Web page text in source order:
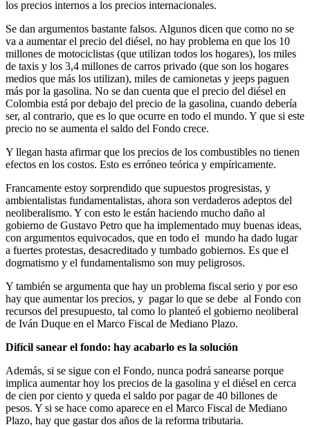
los precios internos a los precios internacionales.
Se dan argumentos bastante falsos. Algunos dicen que como no se
va a aumentar el precio del diésel, no hay problema en que los 10
millones de motociclistas (que utilizan todos los hogares), los miles
de taxis y los 3,4 millones de carros privado (que son los hogares
medios que más los utilizan), miles de camionetas y jeeps paguen
más por la gasolina. No se dan cuenta que el precio del diésel en
Colombia está por debajo del precio de la gasolina, cuando debería
ser, al contrario, que es lo que ocurre en todo el mundo. Y que si este
precio no se aumenta el saldo del Fondo crece.
Y llegan hasta afirmar que los precios de los combustibles no tienen
efectos en los costos. Esto es erróneo teórica y empíricamente.
Francamente estoy sorprendido que supuestos progresistas, y
ambientalistas fundamentalistas, ahora son verdaderos adeptos del
neoliberalismo. Y con esto le están haciendo mucho daño al
gobierno de Gustavo Petro que ha implementado muy buenas ideas,
con argumentos equivocados, que en todo el mundo ha dado lugar
a fuertes protestas, desacreditado y tumbado gobiernos. Es que el
dogmatismo y el fundamentalismo son muy peligrosos.
Y también se argumenta que hay un problema fiscal serio y por eso
hay que aumentar los precios, y pagar lo que se debe al Fondo con
recursos del presupuesto, tal como lo planteó el gobierno neoliberal
de Iván Duque en el Marco Fiscal de Mediano Plazo.
Difícil sanear el fondo: hay acabarlo es la solución
Además, si se sigue con el Fondo, nunca podrá sanearse porque
implica aumentar hoy los precios de la gasolina y el diésel en cerca
de cien por ciento y queda el saldo por pagar de 40 billones de
pesos. Y si se hace como aparece en el Marco Fiscal de Mediano
Plazo, hay que gastar dos años de la reforma tributaria.